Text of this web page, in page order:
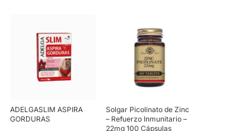
ADELGASLIM ASPIRA
GORDURAS
Solgar Picolinato de Zinc
– Refuerzo Inmunitario –
22mg 100 Cápsulas